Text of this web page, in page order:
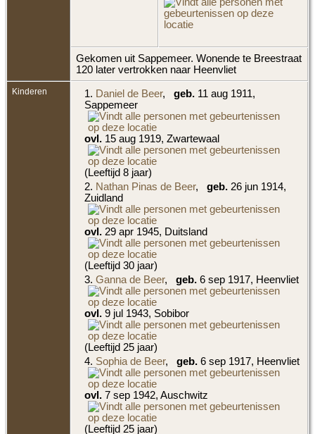
Gekomen uit Sappemeer. Wonende te Breestraat
120 later vertrokken naar Heenvliet
Kinderen 1. Daniel de Beer, geb. 11 aug 1911,
Sappemeer
ovl. 15 aug 1919, Zwartewaal
(Leeftijd 8 jaar)
2. Nathan Pinas de Beer, geb. 26 jun 1914,
Zuidland
ovl. 29 apr 1945, Duitsland
(Leeftijd 30 jaar)
3. Ganna de Beer, geb. 6 sep 1917, Heenvliet
ovl. 9 jul 1943, Sobibor
(Leeftijd 25 jaar)
4. Sophia de Beer, geb. 6 sep 1917, Heenvliet
ovl. 7 sep 1942, Auschwitz
(Leeftijd 25 jaar)